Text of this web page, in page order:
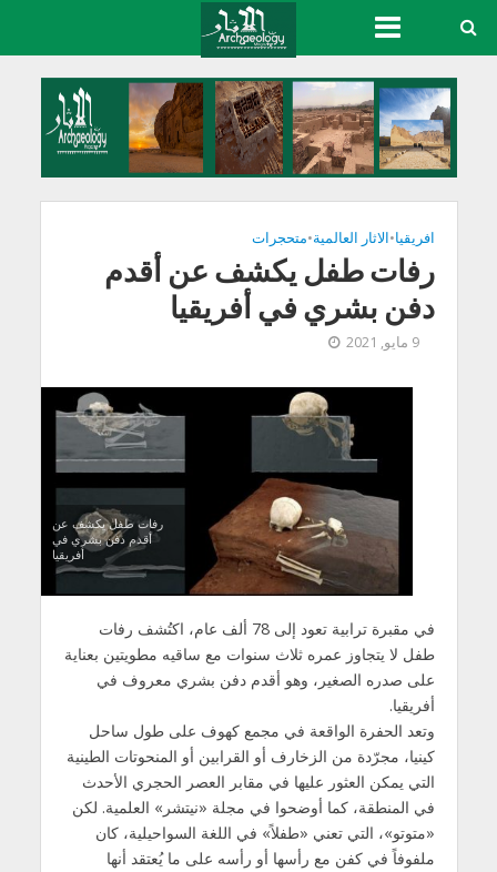
افريقيا•الاثار العالمية•متحجرات
رفات طفل يكشف عن أقدم
دفن بشري في أفريقيا
9 مايو, 2021
رفات طفل يكشف عن
أقدم دفن بشري في
أفريقيا
في مقبرة ترابية تعود إلى 78 ألف عام، اكتُشف رفات
طفل لا يتجاوز عمره ثلاث سنوات مع ساقيه مطويتين بعناية
على صدره الصغير، وهو أقدم دفن بشري معروف في
أفريقيا.
وتعد الحفرة الواقعة في مجمع كهوف على طول ساحل
كينيا، مجرّدة من الزخارف أو القرابين أو المنحوتات الطينية
التي يمكن العثور عليها في مقابر العصر الحجري الأحدث
في المنطقة، كما أوضحوا في مجلة «نيتشر» العلمية. لكن
«متوتو»، التي تعني «طفلاً» في اللغة السواحيلية، كان
ملفوفاً في كفن مع رأسها أو رأسه على ما يُعتقد أنها